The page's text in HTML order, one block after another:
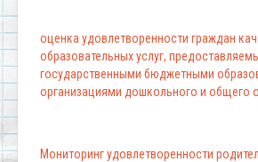
оценка удовлетворенности граждан
образовательных услуг,
государственными бюджетными
организациями дошкольного и общего
Мониторинг удовлетворенности